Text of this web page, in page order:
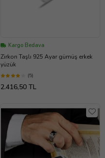
Kargo Bedava
Zirkon Taşlı 925 Ayar gümüş erkek
yüzük
(5)
2.416,50 TL